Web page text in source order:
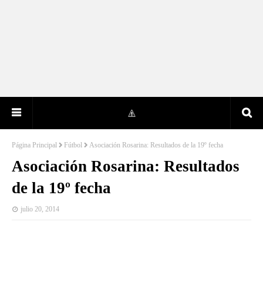
Página Principal Fútbol Asociación Rosarina: Resultados de la 19º fecha
Asociación Rosarina: Resultados
de la 19º fecha
julio 20, 2014